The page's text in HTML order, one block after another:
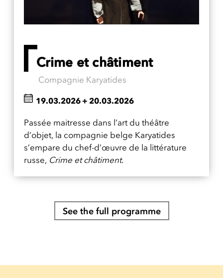
Crime et châtiment
Compagnie Karyatides
Passée maitresse dans l’art du théâtre
d’objet, la compagnie belge Karyatides
s’empare du chef-d’œuvre de la littérature
russe, Crime et châtiment.
19.03.2026+ 20.03.2026
See the full programme